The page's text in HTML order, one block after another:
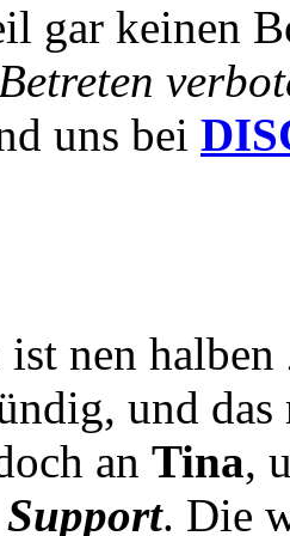
gar keinen
Betreten
uns bei
ist nen
und
an Tina,
. Die